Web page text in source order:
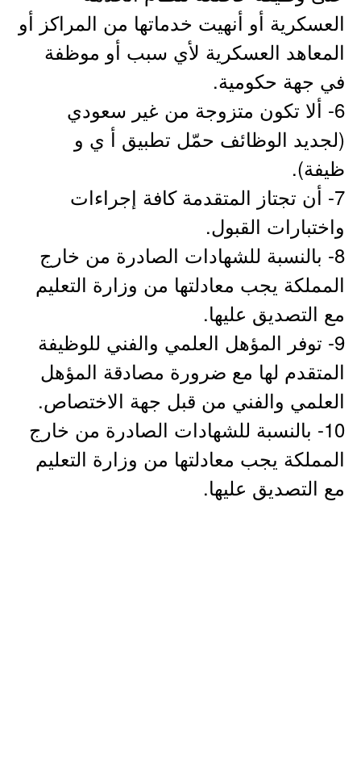
العسكرية أو أنهيت خدماتها من المراكز أو
المعاهد العسكرية لأي سبب أو موظفة
في جهة حكومية.
6- ألا تكون متزوجة من غير سعودي
(لجديد الوظائف حمّل تطبيق أ ي و
ظيفة).
7- أن تجتاز المتقدمة كافة إجراءات
واختبارات القبول.
8- بالنسبة للشهادات الصادرة من خارج
المملكة يجب معادلتها من وزارة التعليم
مع التصديق عليها.
9- توفر المؤهل العلمي والفني للوظيفة
المتقدم لها مع ضرورة مصادقة المؤهل
العلمي والفني من قبل جهة الاختصاص.
10- بالنسبة للشهادات الصادرة من خارج
المملكة يجب معادلتها من وزارة التعليم
مع التصديق عليها.